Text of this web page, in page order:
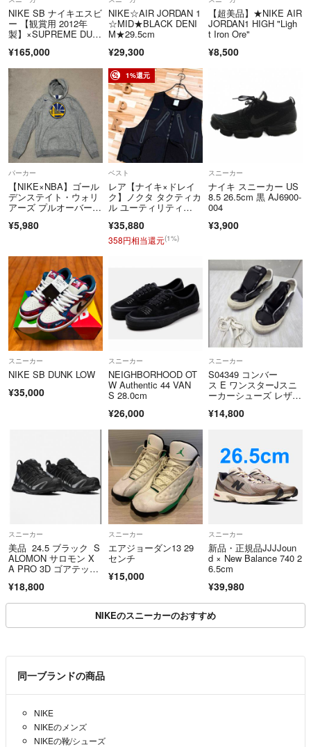
NIKE SB ナイキエスビ
ー 【観賞用 2012年
製】×SUPREME DUN
T 313170-600 シュプリ
ーム ダンク ローカッ
トスニーカー グレー/
レッド US10/28cm
¥165,000
NIKE☆AIR JORDAN 1
☆MID★BLACK DENI
M★29.5cm
¥29,300
【超美品】★NIKE AIR
JORDAN1 HIGH "Ligh
t Iron Ore"
¥8,500
パーカー
【NIKE×NBA】ゴール
デンステイト・ウォリ
アーズ プルオーバーパ
¥5,980
1%還元
ベスト
レア【ナイキ×ドレイ
ク】ノクタ タクティカ
ル ユーティリティ
¥35,880
358円相当還元(1%)
スニーカー
ナイキ スニーカー US
8.5 26.5cm 黒 AJ6900-
004
¥3,900
スニーカー
NIKE SB DUNK LOW
¥35,000
スニーカー
NEIGHBORHOOD OT
W Authentic 44 VAN
S 28.0cm
¥26,000
スニーカー
S04349 コンバー
ス E ワンスターJスニ
ーカーシューズ レザ
¥14,800
スニーカー
美品 24.5 ブラック S
ALOMON サロモン X
A PRO 3D ゴアテック
¥18,800
スニーカー
エアジョーダン13 29
センチ
¥15,000
スニーカー
新品・正規品JJJJoun
d × New Balance 740 2
6.5cm
¥39,980
NIKEのスニーカーのおすすめ
同一ブランドの商品
NIKE
NIKEのメンズ
NIKEの靴/シューズ